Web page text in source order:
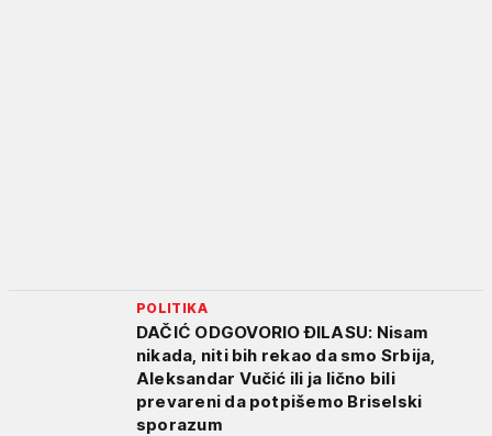
POLITIKA
DAČIĆ ODGOVORIO ĐILASU: Nisam
nikada, niti bih rekao da smo Srbija,
Aleksandar Vučić ili ja lično bili
prevareni da potpišemo Briselski
sporazum